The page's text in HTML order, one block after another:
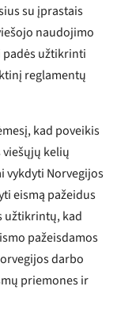
su įprastais
naudojimo
padės užtikrinti
reglamentų
kad poveikis
kelių
vykdyti Norvegijos
eismą pažeidus
užtikrintų, kad
pažeisdamos
darbo
priemones ir